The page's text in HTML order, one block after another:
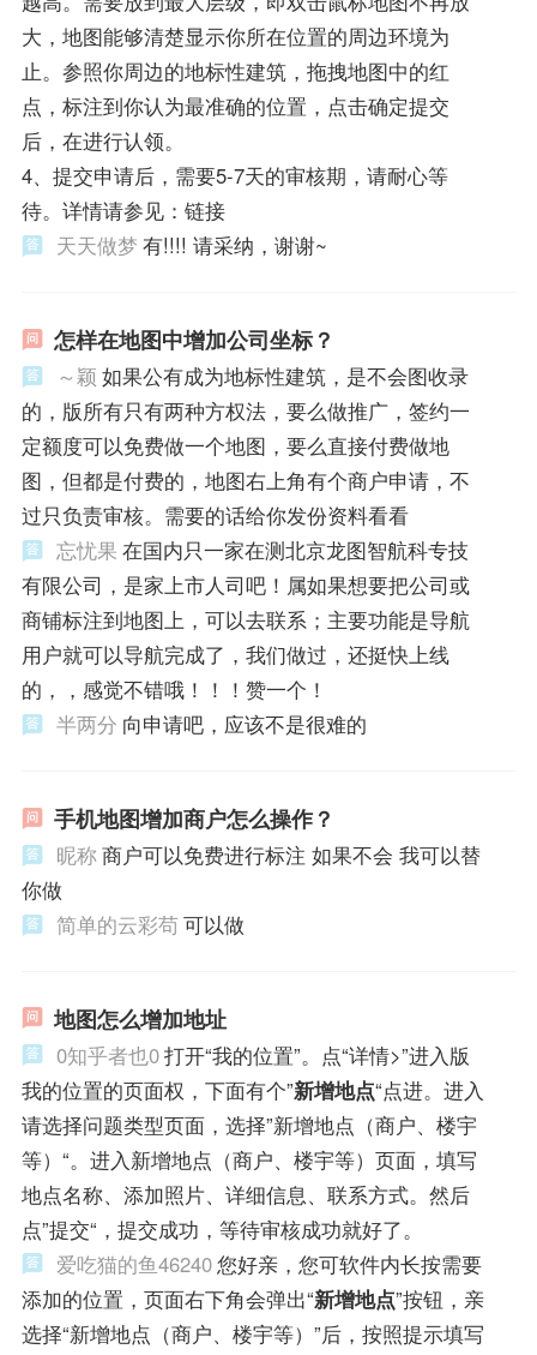
大，地图能够清楚显示你所在位置的周边环境为
止。参照你周边的地标性建筑，拖拽地图中的红
点，标注到你认为最准确的位置，点击确定提交
后，在进行认领。
4、提交申请后，需要5-7天的审核期，请耐心等
待。详情请参见：链接
天天做梦 有!!!! 请采纳，谢谢~
怎样在地图中增加公司坐标？
～颖 如果公有成为地标性建筑，是不会图收录
的，版所有只有两种方权法，要么做推广，签约一
定额度可以免费做一个地图，要么直接付费做地
图，但都是付费的，地图右上角有个商户申请，不
过只负责审核。需要的话给你发份资料看看
忘忧果 在国内只一家在测北京龙图智航科专技
有限公司，是家上市人司吧！属如果想要把公司或
商铺标注到地图上，可以去联系；主要功能是导航
用户就可以导航完成了，我们做过，还挺快上线
的，，感觉不错哦！！！赞一个！
半两分 向申请吧，应该不是很难的
手机地图增加商户怎么操作？
昵称商户可以免费进行标注 如果不会 我可以替
你做
简单的云彩苟可以做
地图怎么增加地址
0知乎者也0打开“我的位置”。点“详情>”进入版
我的位置的页面权，下面有个”新增地点“点进。进入
请选择问题类型页面，选择”新增地点（商户、楼宇
等）“。进入新增地点（商户、楼宇等）页面，填写
地点名称、添加照片、详细信息、联系方式。然后
点”提交“，提交成功，等待审核成功就好了。
爱吃猫的鱼46240您好亲，您可软件内长按需要
添加的位置，页面右下角会弹出“新增地点”按钮，亲
选择“新增地点（商户、楼宇等）”后，按照提示填写